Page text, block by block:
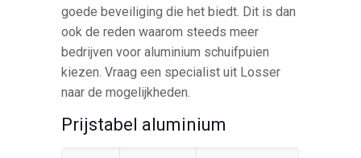
goede beveiliging die het biedt. Dit is dan
ook de reden waarom steeds meer
bedrijven voor aluminium schuifpuien
kiezen. Vraag een specialist uit Losser
naar de mogelijkheden.
Prijstabel aluminium